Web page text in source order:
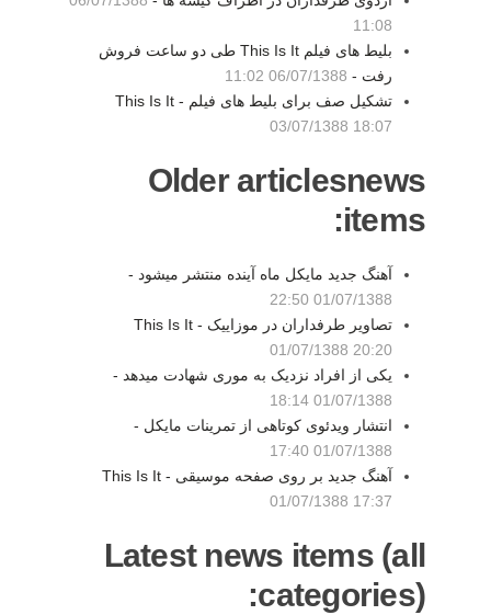
11:08
بلیط های فیلم This Is It طی دو ساعت فروش
رفت - 06/07/1388 11:02
تشکیل صف برای بلیط های فیلم This Is It -
03/07/1388 18:07
Older articlesnews
items:
آهنگ جدید مایکل ماه آینده منتشر میشود -
01/07/1388 22:50
تصاویر طرفداران در موزاییک This Is It -
01/07/1388 20:20
یکی از افراد نزدیک به موری شهادت میدهد -
01/07/1388 18:14
انتشار ویدئوی کوتاهی از تمرینات مایکل -
01/07/1388 17:40
آهنگ جدید بر روی صفحه موسیقی This Is It -
01/07/1388 17:37
Latest news items (all
categories):